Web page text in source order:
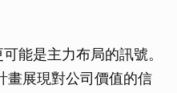
能是主力布局的訊號。
畫展現對公司價值的信